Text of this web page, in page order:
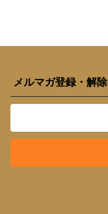
メルマガ登録・解除